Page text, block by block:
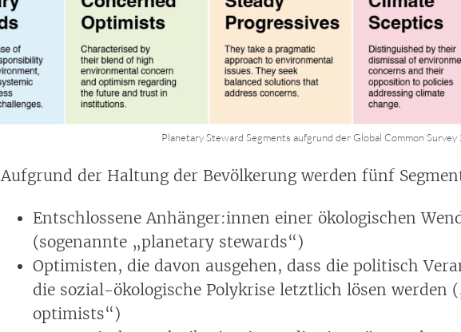
Planetary Steward Segments aufgrund der Global Common
Aufgrund der Haltung der Bevölkerung werden fünf
Entschlossene Anhänger:innen einer ökologischen
(sogenannte „planetary stewards“)
Optimisten, die davon ausgehen, dass die politisch
die sozial-ökologische Polykrise letztlich lösen werden
optimists“)